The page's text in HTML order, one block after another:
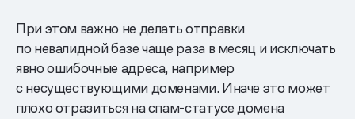
При этом важно не делать отправки
по невалидной базе чаще раза в месяц и исключать
явно ошибочные адреса, например
с несуществующими доменами. Иначе это может
плохо отразиться на спам-статусе домена